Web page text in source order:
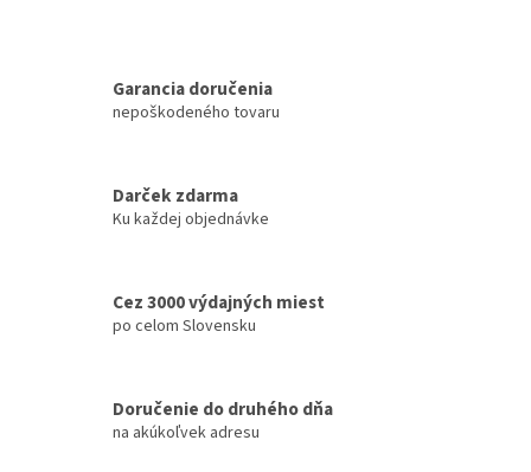
Garancia doručenia
nepoškodeného tovaru
Darček zdarma
Ku každej objednávke
Cez 3000 výdajných miest
po celom Slovensku
Doručenie do druhého dňa
na akúkoľvek adresu